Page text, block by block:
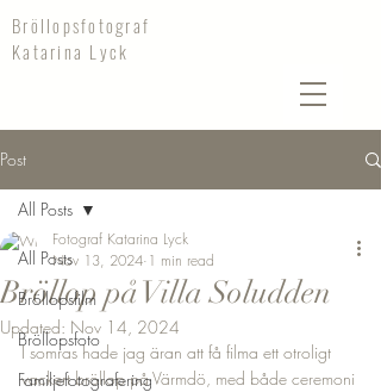
Bröllopsfotograf
Katarina Lyck
Post
All Posts
Bröllopsfilm
Bröllopsfoto
Familjefotografering
All Posts
Bröllop på Villa Soludden
Fotograf Katarina Lyck
Nov 13, 2024 1 min read
Updated: Nov 14, 2024
I somras hade jag äran att få filma ett otroligt
vackert bröllop på Värmdö, med både ceremoni